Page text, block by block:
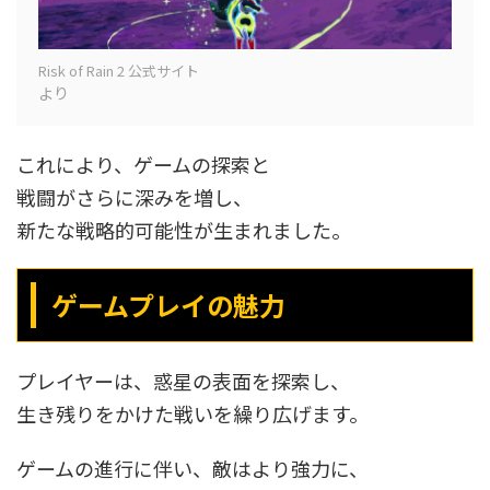
Risk of Rain 2 公式サイト
より
これにより、ゲームの探索と
戦闘がさらに深みを増し、
新たな戦略的可能性が生まれました。
ゲームプレイの魅力
プレイヤーは、惑星の表面を探索し、
生き残りをかけた戦いを繰り広げます。
ゲームの進行に伴い、敵はより強力に、